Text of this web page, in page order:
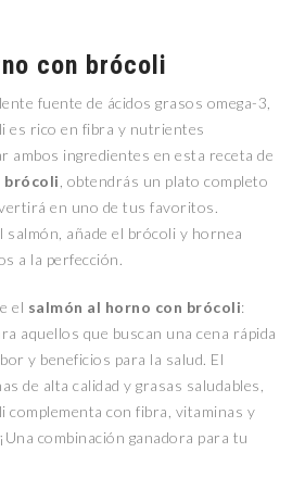
con brócoli
fuente de ácidos grasos omega-3,
es rico en fibra y nutrientes
ambos ingredientes en esta receta de
brócoli , obtendrás un plato completo
en uno de tus favoritos.
salmón, añade el brócoli y hornea
a la perfección.
el salmón al horno con brócoli:
aquellos que buscan una cena rápida
y beneficios para la salud. El
de alta calidad y grasas saludables,
complementa con fibra, vitaminas y
combinación ganadora para tu